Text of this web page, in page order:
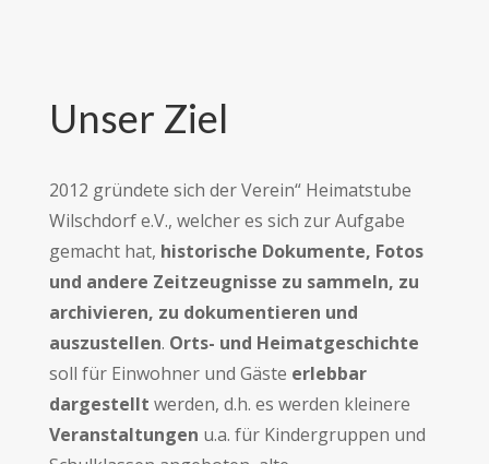
Unser Ziel
2012 gründete sich der Verein“ Heimatstube
Wilschdorf e.V., welcher es sich zur Aufgabe
gemacht hat, historische Dokumente, Fotos
und andere Zeitzeugnisse zu sammeln, zu
archivieren, zu dokumentieren und
auszustellen. Orts- und Heimatgeschichte
soll für Einwohner und Gäste erlebbar
dargestellt werden, d.h. es werden kleinere
Veranstaltungen u.a. für Kindergruppen und